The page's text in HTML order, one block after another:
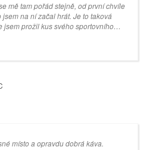
tam pořád stejně, od první chvíle
na ní začal hrát. Je to taková
jsem prožil kus svého sportovního
místo a opravdu dobrá káva.
super místo, ale jakmile se koulí
pan Mankovecký (správce) na vás
vystrašení, ale budete z něho mít
prostředí. Hospůdka s dobrými